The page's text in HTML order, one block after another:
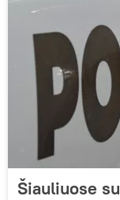
Šiauliuose